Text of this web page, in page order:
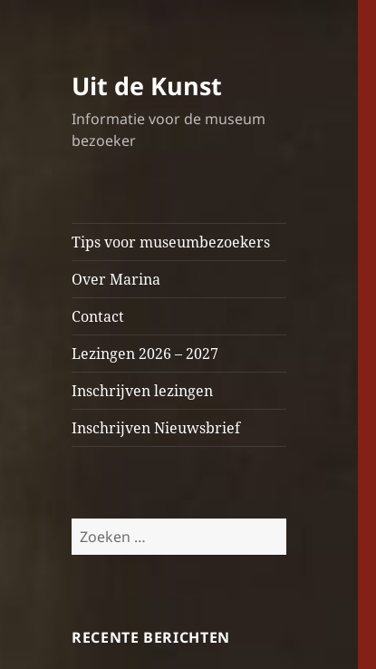
Uit de Kunst
Informatie voor de museum
bezoeker
Tips voor museumbezoekers
Over Marina
Contact
Lezingen 2026 – 2027
Inschrijven lezingen
Inschrijven Nieuwsbrief
Zoeken
naar:
RECENTE BERICHTEN